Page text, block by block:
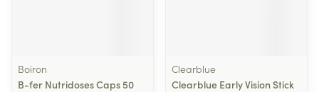
Boiron
B-fer Nutridoses Caps 50
Clearblue
Clearblue Early Vision Stick